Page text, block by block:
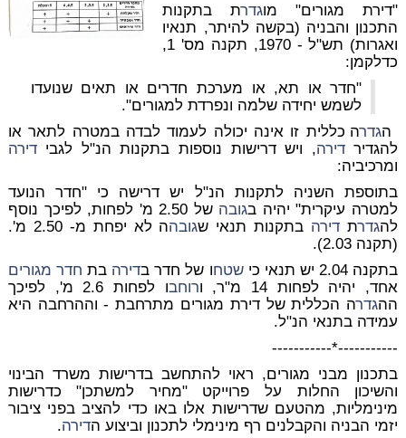
"דירת מגורים" מוגדרת בתקנות
התכנון והבניה (בקשה להיתר, תנאיו
ואגרות) תש"ל - 1970, תקנה מס' 1,
כדלקמן:
"חדר או תא, או מערכת חדרים או תאים שנועדו
לשמש יחידה שלמה ונפרדת למגורים".
הגדרה כללית זו אינה יכולה לעמוד לבדה במטרה לתאר או
להגדירדירה, ויש דרישות נוספות בתקנות הנ"ל לגבידירה
ומרכיביה:
בתוספת השניה לתקנות הנ"ל יש דרישה כי "חדר הנועד
למטרה עיקרית" יהיה בגובה
של 2.50 מ' לפחות, לפיכך נוסף
להגדרת דירה בתקנות תנאי שגובה
ה לא יפחת מ- 2.50 מ'.
(תקנה 2.03).
בתקנה 2.04 יש תנאי כי
שטחו של חדר בדירה בת חדר מגורים
אחד, יהיה לפחות 14 מ"ר, ו
רוחב
ו לפחות 2.6 מ', לפיכך
ההגדרה הכללית של דירת מגורים מתרחבת - וההרחבה היא
עמידה בתנאי הנ"ל.
-----------*-----------
בתכנון מבני מגורים, ראוי להתחשב בדרישות משרד הבינוי
והשיכון החלות על פרוייקט "מחיר למשתכן" כדרישות
מינימליות, מהטעם שדרישות אלו באו כדי להציב בפני ציבור
יזמי הבניה והקבלנים רף מינימלי לתכנון וביצוע הדירה.